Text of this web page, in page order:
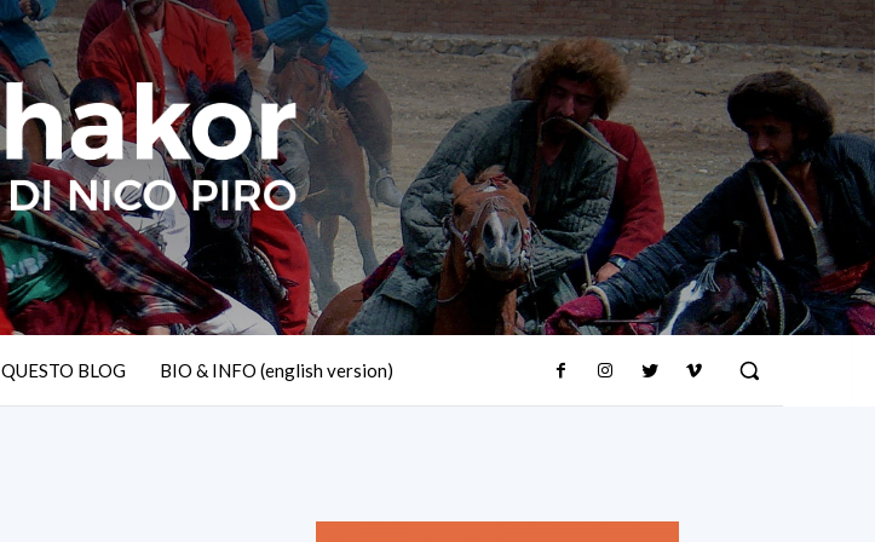
QUESTO BLOG BIO & INFO (english version)